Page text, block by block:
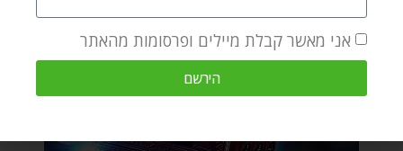
אני מאשר קבלת מיילים ופרסומות מהאתר
הירשם